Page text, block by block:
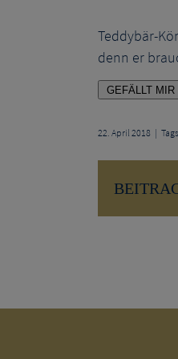
Ted­dy­bär-
denn er
GEFÄLLT MIR
22. April 2018 |